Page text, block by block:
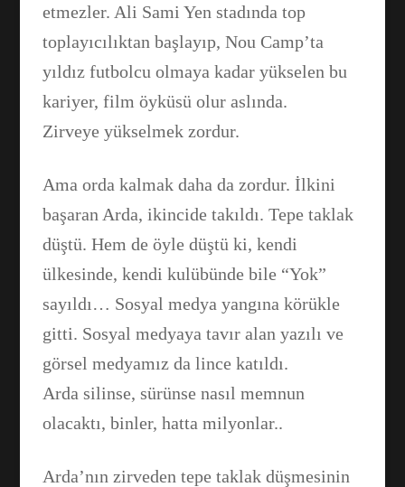
etmezler. Ali Sami Yen stadında top
toplayıcılıktan başlayıp, Nou Camp’ta
yıldız futbolcu olmaya kadar yükselen bu
kariyer, film öyküsü olur aslında.
Zirveye yükselmek zordur.
Ama orda kalmak daha da zordur. İlkini
başaran Arda, ikincide takıldı. Tepe taklak
düştü. Hem de öyle düştü ki, kendi
ülkesinde, kendi kulübünde bile “Yok”
sayıldı… Sosyal medya yangına körükle
gitti. Sosyal medyaya tavır alan yazılı ve
görsel medyamız da lince katıldı.
Arda silinse, sürünse nasıl memnun
olacaktı, binler, hatta milyonlar..
Arda’nın zirveden tepe taklak düşmesinin